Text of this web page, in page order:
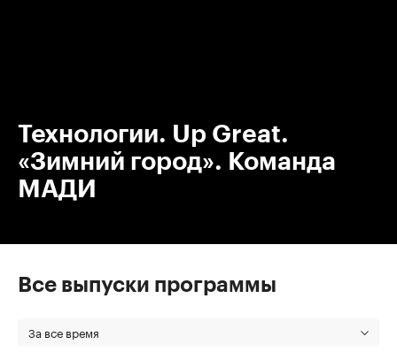
Технологии. Up Great.
«Зимний город». Команда
МАДИ
Все выпуски программы
За все время